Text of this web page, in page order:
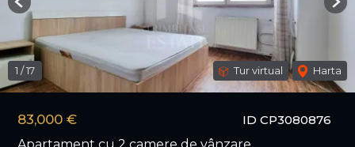
ID CP3080876
83,000 €
1 /17 Tur virtual Harta
Previous